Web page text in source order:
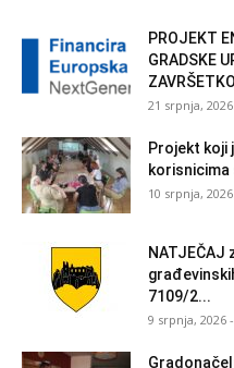
PROJEKT
GRADSKE
21 srpnja,
Projekt koji
10 srpnja,
NATJEČAJ
7109/2...
9 srpnja, 2026